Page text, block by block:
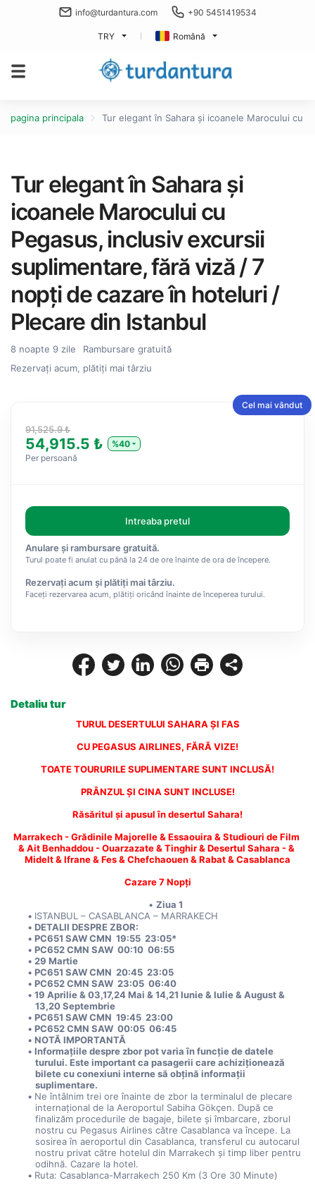
info@turdantura.com +90 5451419534
TRY Română
pagina principala Tur elegant în Sahara și icoanele Marocului cu
Detaliu tur
TURUL DESERTULUI SAHARA ȘI FAS
CU PEGASUS AIRLINES, FĂRĂ VIZE!
TOATE TOURURILE SUPLIMENTARE SUNT INCLUSĂ!
PRÂNZUL ȘI CINA SUNT INCLUSE!
Răsăritul și apusul în desertul Sahara!
Marrakech - Grădinile Majorelle & Essaouira & Studiouri de Film
& Ait Benhaddou - Ouarzazate & Tinghir & Desertul Sahara - &
Midelt & Ifrane & Fes & Chefchaouen & Rabat & Casablanca
Cazare 7 Nopți
Ziua 1
ISTANBUL – CASABLANCA – MARRAKECH
DETALII DESPRE ZBOR:
PC651 SAW CMN  19:55  23:05*
PC652 CMN SAW  00:10  06:55
29 Martie
PC651 SAW CMN  20:45  23:05
PC652 CMN SAW  23:05  06:40
19 Aprilie & 03,17,24 Mai & 14,21 Iunie & Iulie & August &
13,20 Septembrie
PC651 SAW CMN  19:45  23:00
PC652 CMN SAW  00:05  06:45
NOTĂ IMPORTANTĂ
Informațiile despre zbor pot varia în funcție de datele
turului. Este important ca pasagerii care achiziționează
bilete cu conexiuni interne să obțină informații
suplimentare.
Ne întâlnim trei ore înainte de zbor la terminalul de plecare
internațional de la Aeroportul Sabiha Gökçen. După ce
finalizăm procedurile de bagaje, bilete și îmbarcare, zborul
nostru cu Pegasus Airlines către Casablanca va începe. La
sosirea în aeroportul din Casablanca, transferul cu autocarul
nostru privat către hotelul din Marrakech și timp liber pentru
odihnă. Cazare la hotel.
Ruta: Casablanca-Marrakech 250 Km (3 Ore 30 Minute)
Tur elegant în Sahara și
icoanele Marocului cu
Pegasus, inclusiv excursii
suplimentare, fără viză / 7
nopți de cazare în hoteluri /
Plecare din Istanbul
8 noapte 9 zile
Rambursare gratuită
Rezervați acum, plătiți mai târziu
Cel mai vândut
91,525.9 ₺
54,915.5 ₺
%40
Per persoană
Intreaba pretul
Anulare și rambursare gratuită.
Turul poate fi anulat cu până la 24 de ore înainte de ora de începere.
Rezervați acum și plătiți mai târziu.
Faceți rezervarea acum, plătiți oricând înainte de începerea turului.